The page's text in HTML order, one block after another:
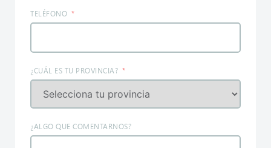
TELÉFONO
¿CUÁL ES TU PROVINCIA?
¿ALGO QUE COMENTARNOS?